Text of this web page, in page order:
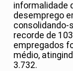
informalidade
desemprego
consolidando-
recorde de
empregados
médio,
3.732.